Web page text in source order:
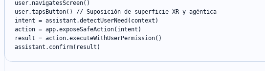
user.navigatesScreen()
user.tapsButton() // Suposición de superficie XR y agéntica
intent = assistant.detectUserNeed(context)
action = app.exposeSafeAction(intent)
result = action.executeWithUserPermission()
assistant.confirm(result)